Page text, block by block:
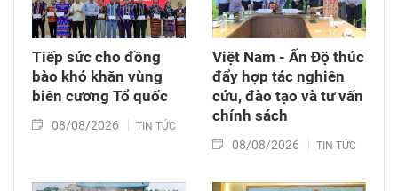
Tiếp sức cho đồng
bào khó khăn vùng
biên cương Tổ quốc
08/08/2026 TIN TỨC
Việt Nam - Ấn Độ thúc
đẩy hợp tác nghiên
cứu, đào tạo và tư vấn
chính sách
08/08/2026 TIN TỨC